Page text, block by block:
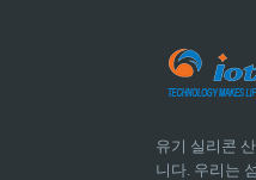
유기 실리콘
니다. 우리는